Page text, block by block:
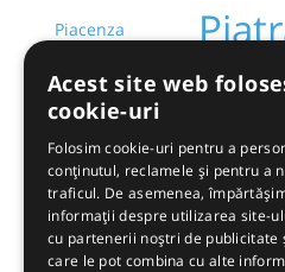
Piacenza
Pilas Pina de Ebro
Pírgos Pírgos
Pitești
Acest site web
cookie-uri
Folosim cookie-uri pentru a
conținutul, reclamele și pentru a
traficul. De asemenea,
informații despre utilizarea site-
cu partenerii noștri de publicitate
care le pot combina cu alte